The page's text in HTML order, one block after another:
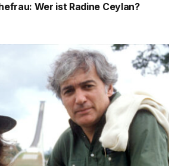
Wer ist Radine Ceylan?